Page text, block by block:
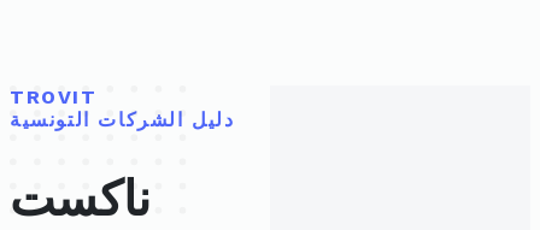
TROVIT
دليل الشركات التونسية
ناكست